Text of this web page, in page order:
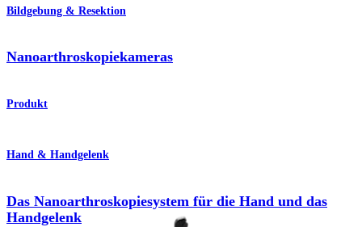
Bildgebung & Resektion
Nanoarthroskopiekameras
Produkt
Hand & Handgelenk
Das Nanoarthroskopiesystem für die Hand und das
Handgelenk